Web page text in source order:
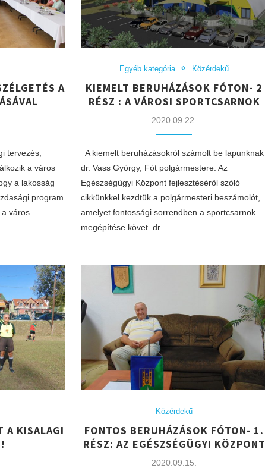
A
tervezés,
a város
a lakosság
program
város
Egyéb kategória Közérdekű
KIEMELT BERUHÁZÁSOK FÓTON- 2
RÉSZ : A VÁROSI SPORTCSARNOK
2020.09.22.
A kiemelt beruházásokról számolt be lapunknak
dr. Vass György, Fót polgármestere. Az
Egészségügyi Központ fejlesztéséről szóló
cikkünkkel kezdtük a polgármesteri beszámolót,
amelyet fontossági sorrendben a sportcsarnok
megépítése követ. dr.…
A KISALAGI
Közérdekű
FONTOS BERUHÁZÁSOK FÓTON- 1.
RÉSZ: AZ EGÉSZSÉGÜGYI KÖZPONT
2020.09.15.